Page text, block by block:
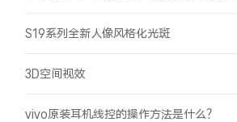
S19系列全新人像风格化光斑
3D空间视效
vivo原装耳机线控的操作方法是什么？